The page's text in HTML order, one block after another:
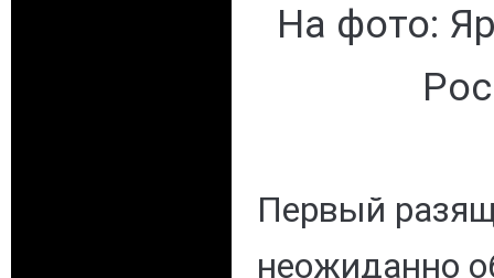
На фото:
Первый
неожиданно